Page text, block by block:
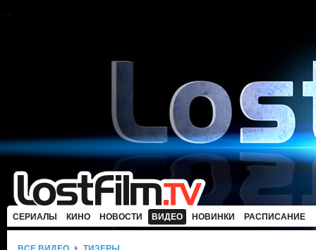
СЕРИАЛЫ КИНО НОВОСТИ ВИДЕО НОВИНКИ РАСПИСАНИЕ